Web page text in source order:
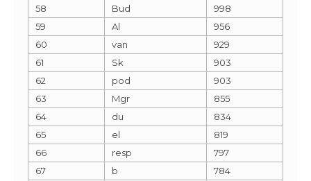
58
Bud
998
59
Al
956
60
van
929
61
Sk
903
62
pod
903
63
Mgr
855
64
du
834
65
el
819
66
resp
797
67
b
784